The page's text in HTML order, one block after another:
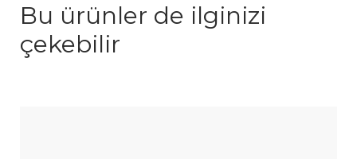
Bu ürünler de ilginizi
çekebilir